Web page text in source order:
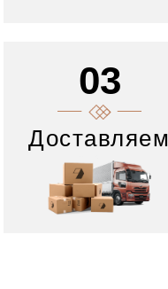
03
Доставляем